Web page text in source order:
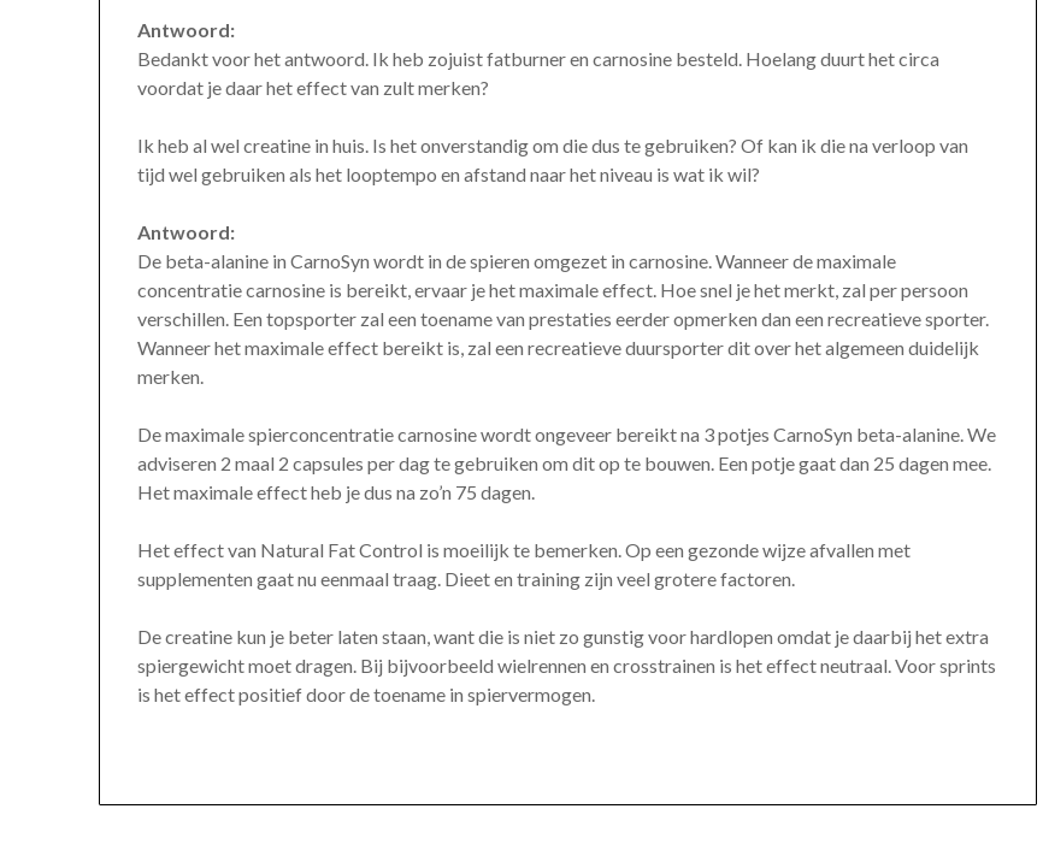
Antwoord:
Bedankt voor het antwoord. Ik heb zojuist fatburner en carnosine besteld. Hoelang duurt het circa
voordat je daar het effect van zult merken?
Ik heb al wel creatine in huis. Is het onverstandig om die dus te gebruiken? Of kan ik die na verloop van
tijd wel gebruiken als het looptempo en afstand naar het niveau is wat ik wil?
Antwoord:
De beta-alanine in CarnoSyn wordt in de spieren omgezet in carnosine. Wanneer de maximale
concentratie carnosine is bereikt, ervaar je het maximale effect. Hoe snel je het merkt, zal per persoon
verschillen. Een topsporter zal een toename van prestaties eerder opmerken dan een recreatieve sporter.
Wanneer het maximale effect bereikt is, zal een recreatieve duursporter dit over het algemeen duidelijk
merken.
De maximale spierconcentratie carnosine wordt ongeveer bereikt na 3 potjes CarnoSyn beta-alanine. We
adviseren 2 maal 2 capsules per dag te gebruiken om dit op te bouwen. Een potje gaat dan 25 dagen mee.
Het maximale effect heb je dus na zo’n 75 dagen.
Het effect van Natural Fat Control is moeilijk te bemerken. Op een gezonde wijze afvallen met
supplementen gaat nu eenmaal traag. Dieet en training zijn veel grotere factoren.
De creatine kun je beter laten staan, want die is niet zo gunstig voor hardlopen omdat je daarbij het extra
spiergewicht moet dragen. Bij bijvoorbeeld wielrennen en crosstrainen is het effect neutraal. Voor sprints
is het effect positief door de toename in spiervermogen.